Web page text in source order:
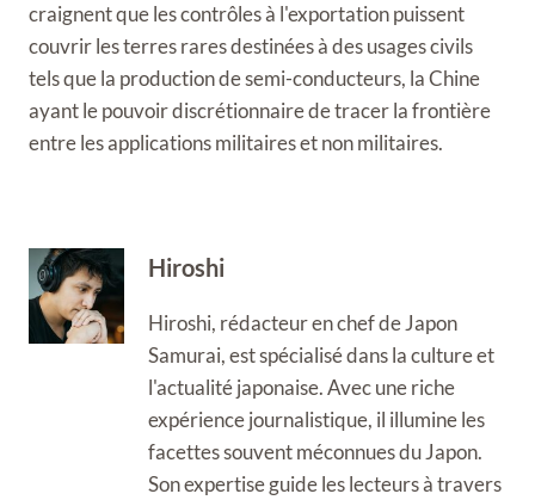
craignent que les contrôles à l'exportation puissent
couvrir les terres rares destinées à des usages civils
tels que la production de semi-conducteurs, la Chine
ayant le pouvoir discrétionnaire de tracer la frontière
entre les applications militaires et non militaires.
Hiroshi
Hiroshi, rédacteur en chef de Japon
Samurai, est spécialisé dans la culture et
l'actualité japonaise. Avec une riche
expérience journalistique, il illumine les
facettes souvent méconnues du Japon.
Son expertise guide les lecteurs à travers